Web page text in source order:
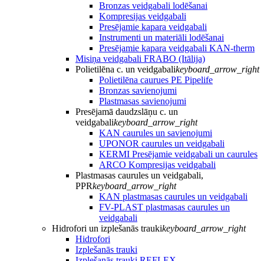
Bronzas veidgabali lodēšanai
Kompresijas veidgabali
Presējamie kapara veidgabali
Instrumenti un materiāli lodēšanai
Presējamie kapara veidgabali KAN-therm
Misiņa veidgabali FRABO (Itālija)
Polietilēna c. un veidgabalikeyboard_arrow_right
Polietilēna caurues PE Pipelife
Bronzas savienojumi
Plastmasas savienojumi
Presējamā daudzslāņu c. un
veidgabalikeyboard_arrow_right
KAN caurules un savienojumi
UPONOR caurules un veidgabali
KERMI Presējamie veidgabali un caurules
ARCO Kompresijas veidgabali
Plastmasas caurules un veidgabali,
PPRkeyboard_arrow_right
KAN plastmasas caurules un veidgabali
FV-PLAST plastmasas caurules un
veidgabali
Hidrofori un izplešanās traukikeyboard_arrow_right
Hidrofori
Izplešanās trauki